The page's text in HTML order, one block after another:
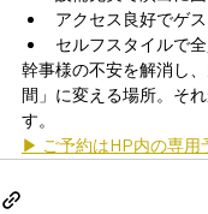
アクセス良好でゲ
セルフスタイルで
幹事様の不安を解消し
間」に変える場所。そ
す。
▶ ご予約はHP内の専用